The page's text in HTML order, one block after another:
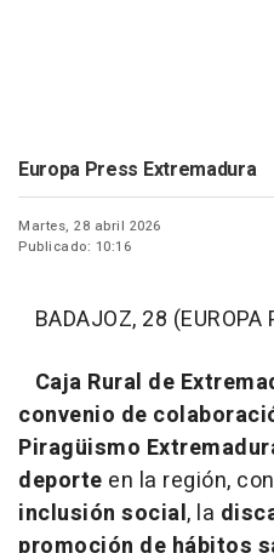
Europa Press Extremadura
Martes, 28 abril 2026
Publicado: 10:16
BADAJOZ, 28 (EUROPA
Caja Rural de
convenio de
Piragüismo
deporte en la región, con
inclusión social, la
promoción de hábitos